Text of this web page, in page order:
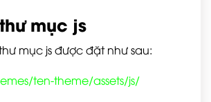
mục js
mục jsđược đặt như sau:
ten-theme/assets/js/